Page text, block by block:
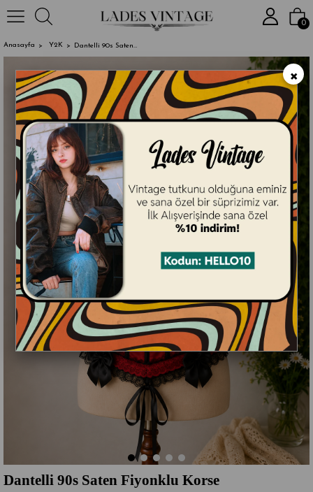
2000₺ ve Üzeri
0
Anasayfa Y2K Dantelli 90s Saten Fiyonklu Korse
Dantelli 90s Saten Fiyonklu Korse
×